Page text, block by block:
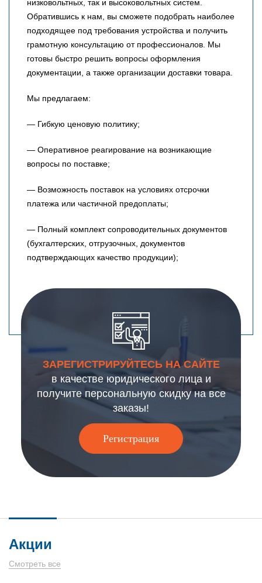
низковольтных, так и высоковольтных систем.
Обратившись к нам, вы сможете подобрать наиболее
подходящее под требования устройства и получить
грамотную консультацию от профессионалов. Мы
готовы быстро решить вопросы оформления
документации, а также организации доставки товара.
Мы предлагаем:
— Гибкую ценовую политику;
— Оперативное реагирование на возникающие
вопросы по поставке;
— Возможность поставок на условиях отсрочки
платежа или частичной предоплаты;
— Полный комплект сопроводительных документов
(бухгалтерских, отгрузочных, документов
подтверждающих качество продукции);
ЗАРЕГИСТРИРУЙТЕСЬ НА САЙТЕ
в качестве юридического лица и
получите персональную скидку на все
заказы!
Регистрация
Акции
Смотреть все